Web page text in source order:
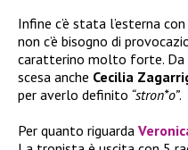
Infine c’è stata l’esterna con
non c’è bisogno di
caratterino molto forte. Da
scesa anche Cecilia
per averlo definito “stron*o”.
Per quanto riguarda